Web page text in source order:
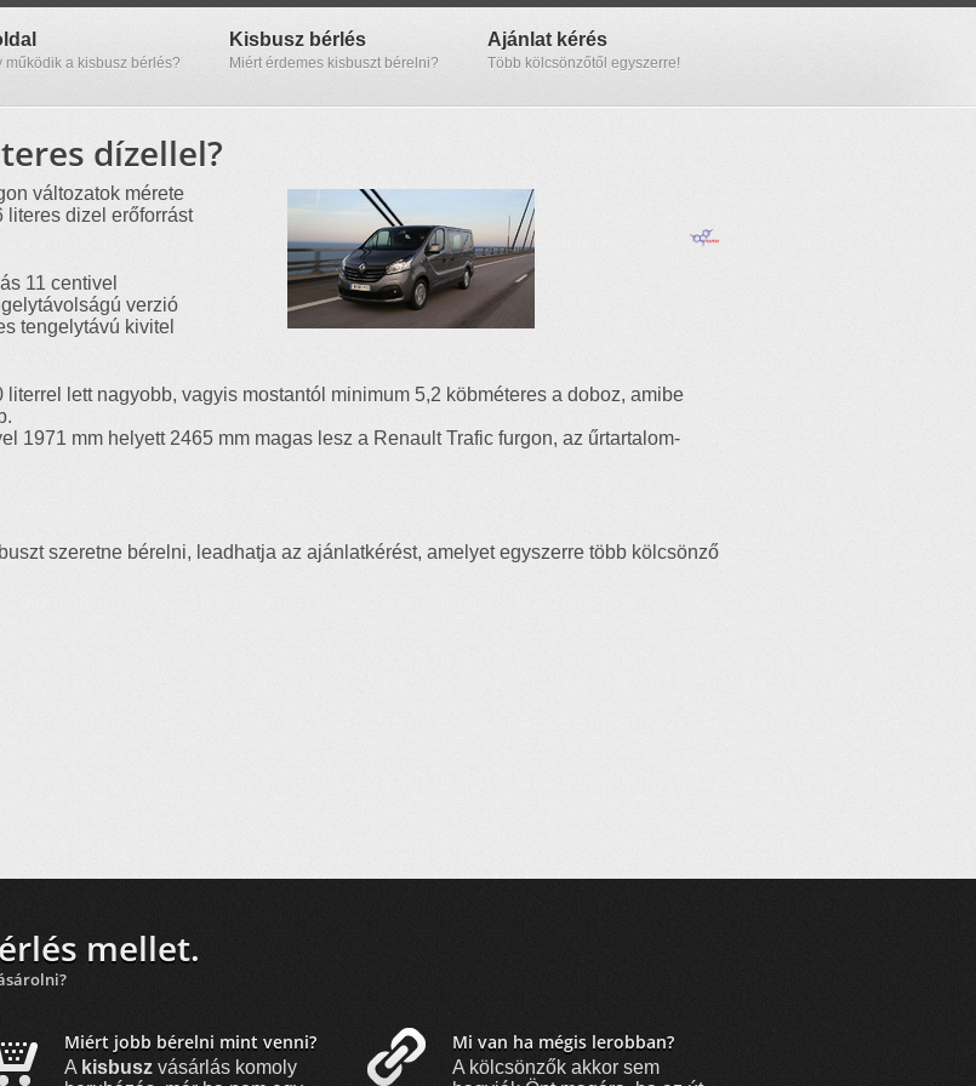
működik a kisbusz bérlés?
Kisbusz bérlés
Miért érdemes kisbuszt bérelni?
Ajánlat kérés
Több kölcsönzőtől egyszerre!
dízellel?
változatok mérete
literes dizel erőforrást
11 centivel
verzió
tengelytávú kivitel
lett nagyobb, vagyis mostantól minimum 5,2 köbméteres a doboz, amibe
1971 mm helyett 2465 mm magas lesz a Renault Trafic furgon, az űrtartalom-
szeretne bérelni, leadhatja az ajánlatkérést, amelyet egyszerre több kölcsönző
mellet.
Miért jobb bérelni mint venni?
A kisbusz vásárlás komoly
Mi van ha mégis lerobban?
A kölcsönzők akkor sem